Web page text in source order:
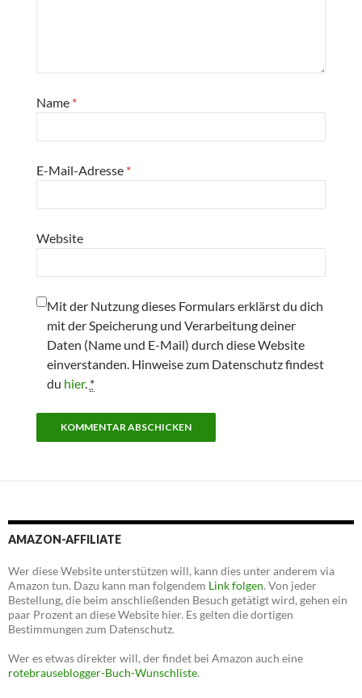
Name *
E-Mail-Adresse *
Website
Mit der Nutzung dieses Formulars erklärst du dich
mit der Speicherung und Verarbeitung deiner
Daten (Name und E-Mail) durch diese Website
einverstanden. Hinweise zum Datenschutz findest
du hier. *
AMAZON-AFFILIATE
Wer diese Website unterstützen will, kann dies unter anderem via
Amazon tun. Dazu kann man folgendem Link folgen. Von jeder
Bestellung, die beim anschließenden Besuch getätigt wird, gehen ein
paar Prozent an diese Website hier. Es gelten die dortigen
Bestimmungen zum Datenschutz.
Wer es etwas direkter will, der findet bei Amazon auch eine
rotebrauseblogger-Buch-Wunschliste.